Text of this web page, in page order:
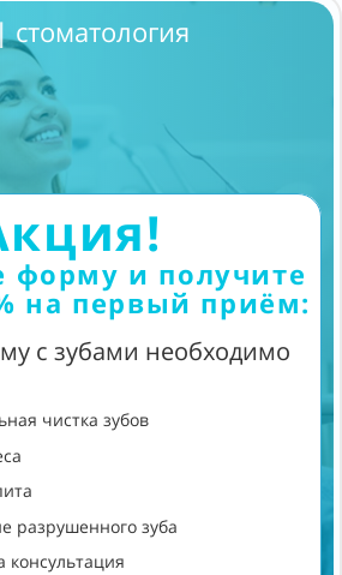
стоматология
форму и получите
на первый приём:
с зубами необходимо
чистка зубов
разрушенного зуба